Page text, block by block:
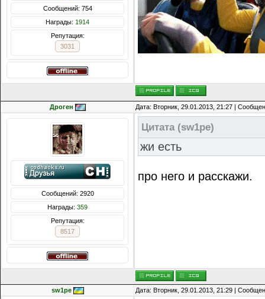
Сообщений: 754
Награды: 1914
Репутация:
3031
Дроген Дата: Вторник, 29.01.2013, 21:27 |
Сообщений: 2920
Награды: 359
Репутация:
8517
Цитата(sw1pe)
жи есть
про него и расскажи.
sw1pe Дата: Вторник, 29.01.2013, 21:29 |